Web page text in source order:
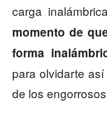
carga
momento de
forma
para olvidarte
de los